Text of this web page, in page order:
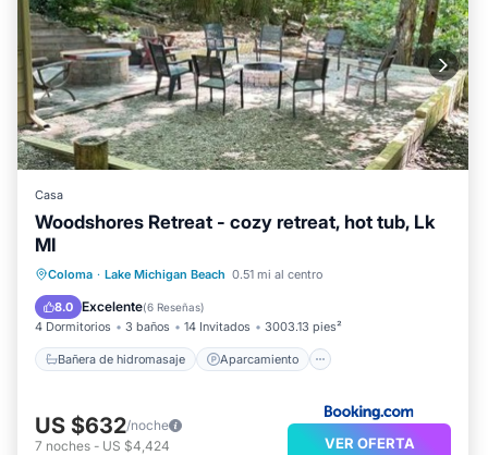
Casa
Woodshores Retreat - cozy retreat, hot tub, Lk
MI
Coloma · Lake Michigan Beach 0.51 mi al centro
8.0 Excelente(6 Reseñas)
4 Dormitorios 3 baños 14 Invitados 3003.13 pies²
Bañera de hidromasaje Aparcamiento
Bañera de hidromasaje
Aparcamiento
Aire acondicionado
US $632/noche
7 noches - US $4,424 VER OFERTA